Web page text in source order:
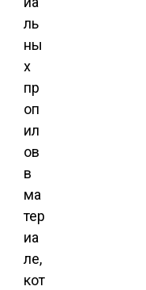
ль
ны
х
пр
оп
ил
ов
в
ма
тер
иа
ле,
кот